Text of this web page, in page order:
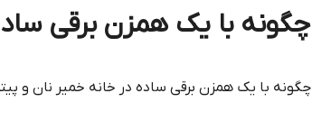
چگونه با یک همزن برقی
چگونه با یک همزن برقی ساده در خانه خمیر نان و